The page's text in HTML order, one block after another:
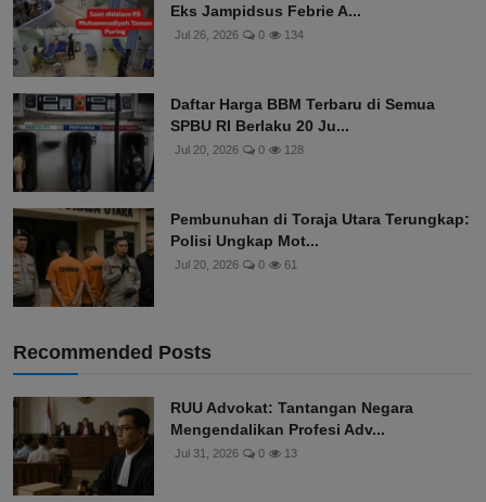
Eks Jampidsus Febrie A...
Jul 26, 2026 0 134
Daftar Harga BBM Terbaru di Semua
SPBU RI Berlaku 20 Ju...
Jul 20, 2026 0 128
Pembunuhan di Toraja Utara Terungkap:
Polisi Ungkap Mot...
Jul 20, 2026 0 61
Recommended Posts
RUU Advokat: Tantangan Negara
Mengendalikan Profesi Adv...
Jul 31, 2026 0 13